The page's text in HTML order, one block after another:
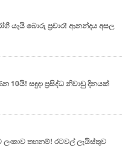
යැයි බොරු ප්‍රචාර! ආනන්දය අසල
සඳුදා ප්‍රසිද්ධ නිවාඩු දිනයක්
තහනම්! රටවල් ලැයිස්තුව